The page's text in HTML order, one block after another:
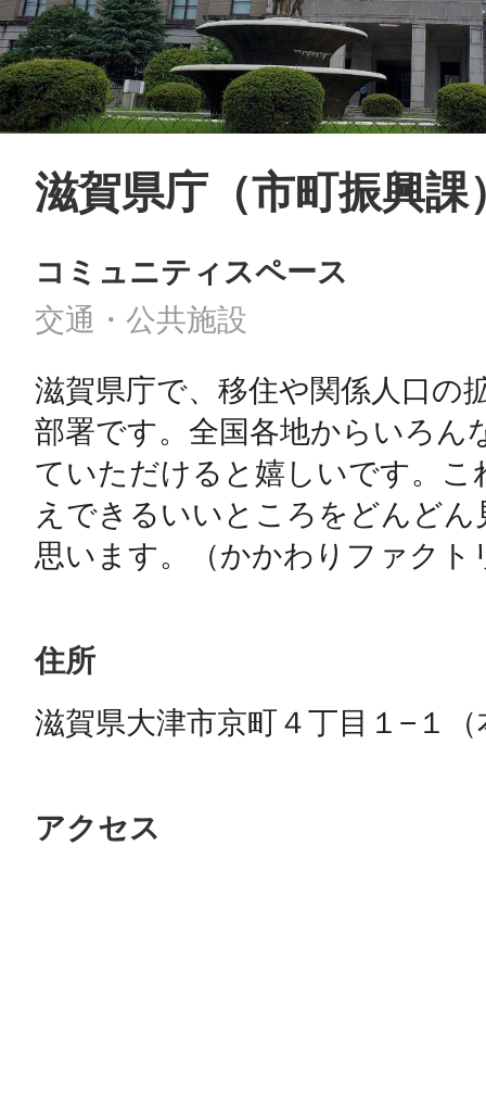
滋賀県庁（市町振興課
コミュニティスペース
交通・公共施設
滋賀県庁で、移住や関係人口の
部署です。全国各地からいろん
ていただけると嬉しいです。こ
えできるいいところをどんど
思います。（かかわりファクト
住所
滋賀県大津市京町４丁目１−１
アクセス